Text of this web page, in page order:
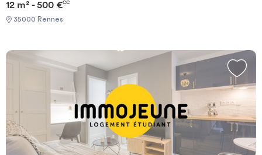
12 m² - 500 €CC
35000 Rennes